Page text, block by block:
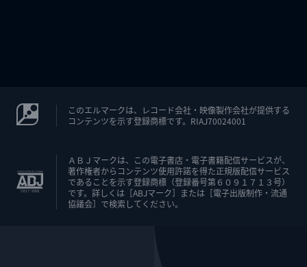
このエルマークは、レコード会社・映像製作会社が提供する
コンテンツを示す登録商標です。RIAJ70024001
ＡＢＪマークは、この電子書店・電子書籍配信サービスが、
著作権者からコンテンツ使用許諾を得た正規版配信サービス
であることを示す登録商標（登録番号第６０９１７１３号）
です。詳しくは［ABJマーク］または［電子出版制作・流通
協議会］で検索してください。